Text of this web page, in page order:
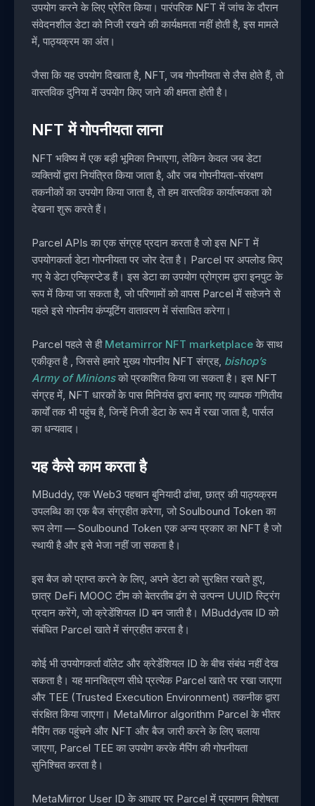
उपयोग करने के लिए प्रेरित किया। पारंपरिक NFT में जांच के दौरान
संवेदनशील डेटा को निजी रखने की कार्यक्षमता नहीं होती है, इस मामले
में, पाठ्यक्रम का अंत।
जैसा कि यह उपयोग दिखाता है, NFT, जब गोपनीयता से लैस होते हैं, तो
वास्तविक दुनिया में उपयोग किए जाने की क्षमता होती है।
NFT में गोपनीयता लाना
NFT भविष्य में एक बड़ी भूमिका निभाएगा, लेकिन केवल जब डेटा
व्यक्तियों द्वारा नियंत्रित किया जाता है, और जब गोपनीयता-संरक्षण
तकनीकों का उपयोग किया जाता है, तो हम वास्तविक कार्यात्मकता को
देखना शुरू करते हैं।
Parcel APIs का एक संग्रह प्रदान करता है जो इस NFT में
उपयोगकर्ता डेटा गोपनीयता पर जोर देता है। Parcel पर अपलोड किए
गए ये डेटा एन्क्रिप्टेड हैं। इस डेटा का उपयोग प्रोग्राम द्वारा इनपुट के
रूप में किया जा सकता है, जो परिणामों को वापस Parcel में सहेजने से
पहले इसे गोपनीय कंप्यूटिंग वातावरण में संसाधित करेगा।
Parcel पहले से ही Metamirror NFT marketplace के साथ
एकीकृत है , जिससे हमारे मुख्य गोपनीय NFT संग्रह, bishop’s
Army of Minionsको प्रकाशित किया जा सकता है। इस NFT
संग्रह में, NFT धारकों के पास मिनियंस द्वारा बनाए गए व्यापक गणितीय
कार्यों तक भी पहुंच है, जिन्हें निजी डेटा के रूप में रखा जाता है, पार्सल
का धन्यवाद।
यह कैसे काम करता है
MBuddy, एक Web3 पहचान बुनियादी ढांचा, छात्र की पाठ्यक्रम
उपलब्धि का एक बैज संग्रहीत करेगा, जो Soulbound Token का
रूप लेगा — Soulbound Token एक अन्य प्रकार का NFT है जो
स्थायी है और इसे भेजा नहीं जा सकता है।
इस बैज को प्राप्त करने के लिए, अपने डेटा को सुरक्षित रखते हुए,
छात्र DeFi MOOC टीम को बेतरतीब ढंग से उत्पन्न UUID स्ट्रिंग
प्रदान करेंगे, जो क्रेडेंशियल ID बन जाती है। MBuddyतब ID को
संबंधित Parcel खाते में संग्रहीत करता है।
कोई भी उपयोगकर्ता वॉलेट और क्रेडेंशियल ID के बीच संबंध नहीं देख
सकता है। यह मानचित्रण सीधे प्रत्येक Parcel खाते पर रखा जाएगा
और TEE (Trusted Execution Environment) तकनीक द्वारा
संरक्षित किया जाएगा। MetaMirror algorithm Parcel के भीतर
मैपिंग तक पहुंचने और NFT और बैज जारी करने के लिए चलाया
जाएगा, Parcel TEE का उपयोग करके मैपिंग की गोपनीयता
सुनिश्चित करता है।
MetaMirror User ID के आधार पर Parcel में प्रमाणन विशेषता